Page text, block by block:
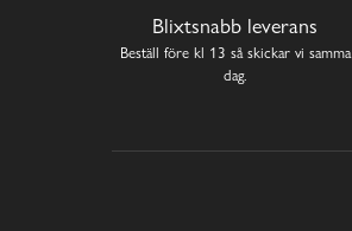
Blixtsnabb leverans
Beställ före kl 13 så skickar vi samma
dag.